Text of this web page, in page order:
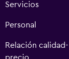
Servicios
Personal
Relación calidad-